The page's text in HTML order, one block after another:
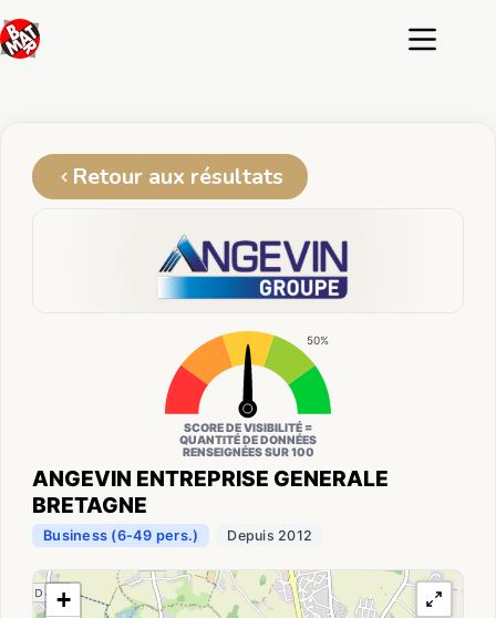
au
contenu
Retour aux résultats
ANGEVIN ENTREPRISE GENERALE
BRETAGNE
Business (6-49 pers.) Depuis 2012
50%
SCORE DE VISIBILITÉ =
QUANTITÉ DE DONNÉES
RENSEIGNÉES SUR 100
+